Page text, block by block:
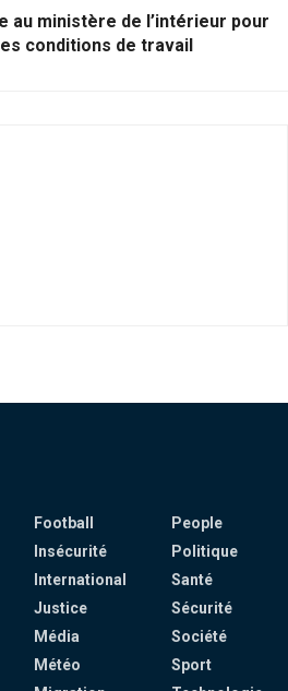
au ministère de l’intérieur pour
conditions de travail
Football
Insécurité
International
Justice
Média
Météo
People
Politique
Santé
Sécurité
Société
Sport